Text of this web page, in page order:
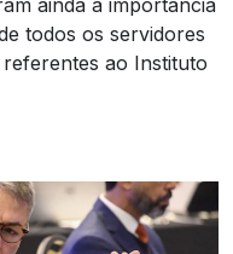
ainda a importância
todos os servidores
ao Instituto